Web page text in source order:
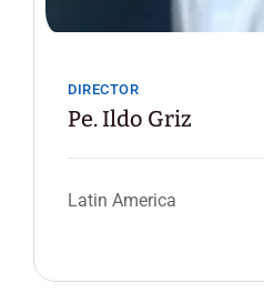
DIRECTOR
Pe. Ildo Griz
Latin America